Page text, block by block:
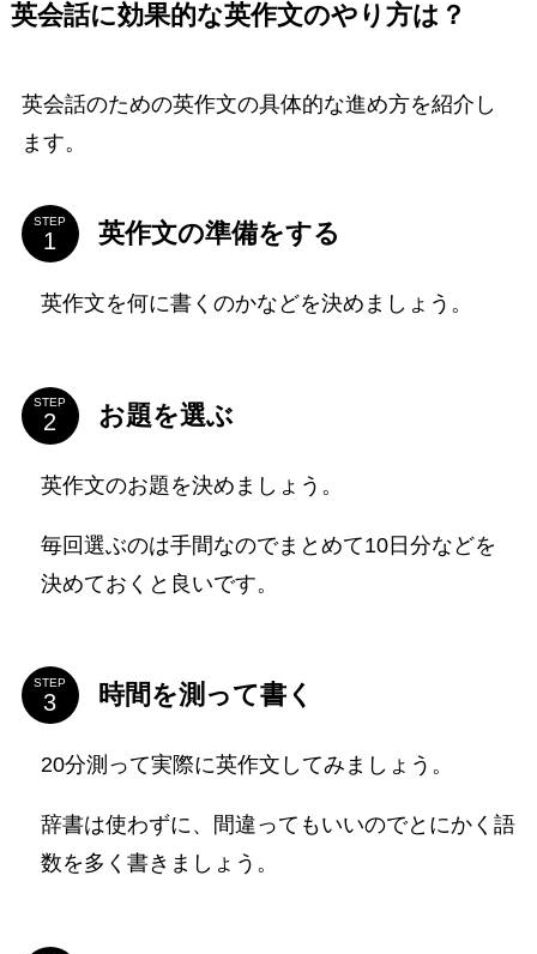
英会話に効果的な英作文のやり方は？
英会話のための英作文の具体的な進め方を紹介し
ます。
STEP 英作文の準備をする
英作文を何に書くのかなどを決めましょう。
STEP お題を選ぶ
英作文のお題を決めましょう。
毎回選ぶのは手間なのでまとめて10日分などを
決めておくと良いです。
STEP 時間を測って書く
20分測って実際に英作文してみましょう。
辞書は使わずに、間違ってもいいのでとにかく語
数を多く書きましょう。